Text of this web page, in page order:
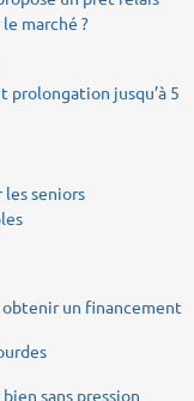
marché ?
prolongation jusqu’à 5
seniors
un financement
sans pression